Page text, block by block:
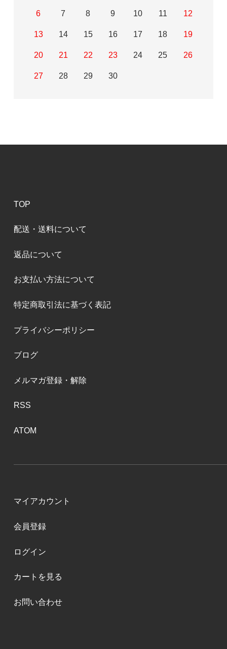
6 7 8 9 10 11 12
13 14 15 16 17 18 19
20 21 22 23 24 25 26
27 28 29 30
TOP
配送・送料について
返品について
お支払い方法について
特定商取引法に基づく表記
プライバシーポリシー
ブログ
メルマガ登録・解除
RSS
ATOM
マイアカウント
会員登録
ログイン
カートを見る
お問い合わせ